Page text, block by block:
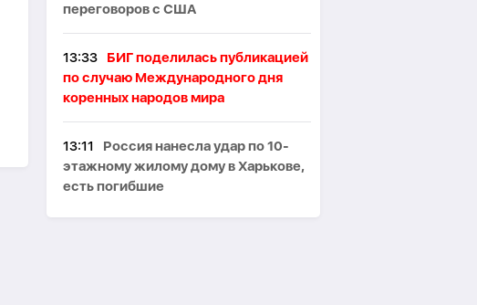
переговоров с США
13:33
БИГ поделилась публикацией
по случаю Международного дня
коренных народов мира
13:11
Россия нанесла удар по 10-
этажному жилому дому в Харькове,
есть погибшие